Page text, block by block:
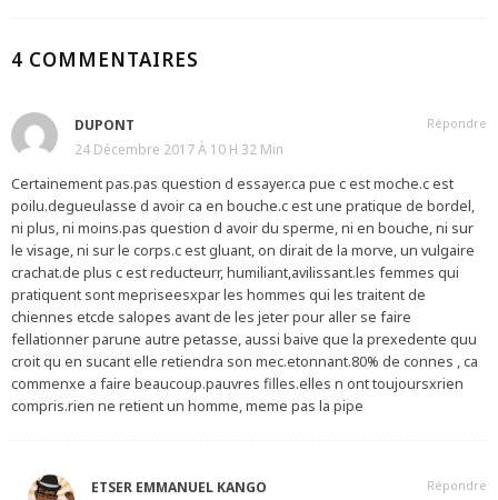
4 COMMENTAIRES
DUPONT
24 Décembre 2017 À 10 H 32 Min
Certainement pas.pas question d essayer.ca pue c est moche.c est
poilu.degueulasse d avoir ca en bouche.c est une pratique de bordel,
ni plus, ni moins.pas question d avoir du sperme, ni en bouche, ni sur
le visage, ni sur le corps.c est gluant, on dirait de la morve, un vulgaire
crachat.de plus c est reducteurr, humiliant,avilissant.les femmes qui
pratiquent sont mepriseesxpar les hommes qui les traitent de
chiennes etcde salopes avant de les jeter pour aller se faire
fellationner parune autre petasse, aussi baive que la prexedente quu
croit qu en sucant elle retiendra son mec.etonnant.80% de connes , ca
commenxe a faire beaucoup.pauvres filles.elles n ont toujoursxrien
compris.rien ne retient un homme, meme pas la pipe
Répondre
ETSER EMMANUEL KANGO
Répondre